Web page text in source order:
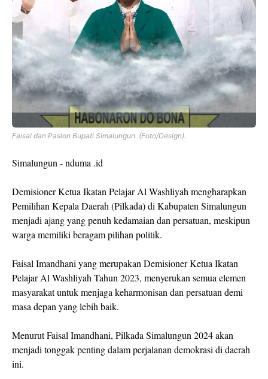
Faisal dan Paslon Bupati Simalungun. (Foto/Design).
Simalungun - nduma .id
Demisioner Ketua Ikatan Pelajar Al Washliyah mengharapkan
Pemilihan Kepala Daerah (Pilkada) di Kabupaten Simalungun
menjadi ajang yang penuh kedamaian dan persatuan, meskipun
warga memiliki beragam pilihan politik.
Faisal Imandhani yang merupakan Demisioner Ketua Ikatan
Pelajar Al Washliyah Tahun 2023, menyerukan semua elemen
masyarakat untuk menjaga keharmonisan dan persatuan demi
masa depan yang lebih baik.
Menurut Faisal Imandhani, Pilkada Simalungun 2024 akan
menjadi tonggak penting dalam perjalanan demokrasi di daerah
ini.